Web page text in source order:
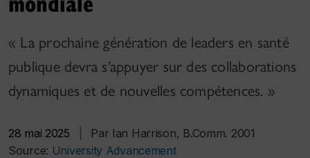
« La prochaine génération de leaders en santé
publique devra s’appuyer sur des collaborations
dynamiques et de nouvelles compétences. »
28 mai 2025
Par Ian Harrison, B.Comm. 2001
Source: University Advancement